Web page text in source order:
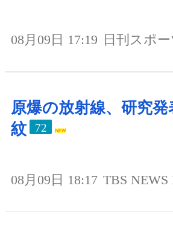
08月09日 17:19 日刊スポー
原爆の放射線、研究発
紋
72
08月09日 18:17 TBS NEWS